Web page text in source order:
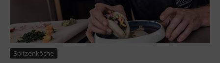
Spitzenköche